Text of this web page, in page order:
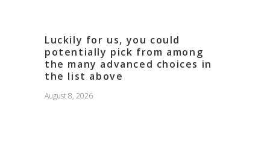
Luckily for us, you could
potentially pick from among
the many advanced choices in
the list above
August 8, 2026